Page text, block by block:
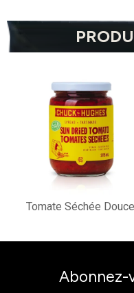
Tomate Séchée Douce
Abonnez-